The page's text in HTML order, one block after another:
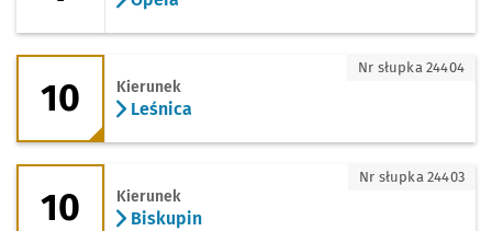
10 - kierunek Leśnica
10 Kierunek
Leśnica
Nr słupka 24404
10 - kierunek Biskupin
10 Kierunek
Biskupin
Nr słupka 24403